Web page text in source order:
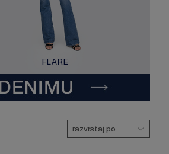
FLARE
razvrstaj po